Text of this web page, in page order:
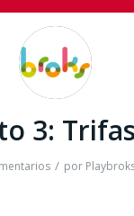
3:
/ por